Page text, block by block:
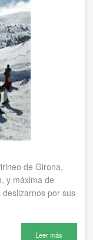
de Girona.
y máxima de
por sus
Leer más